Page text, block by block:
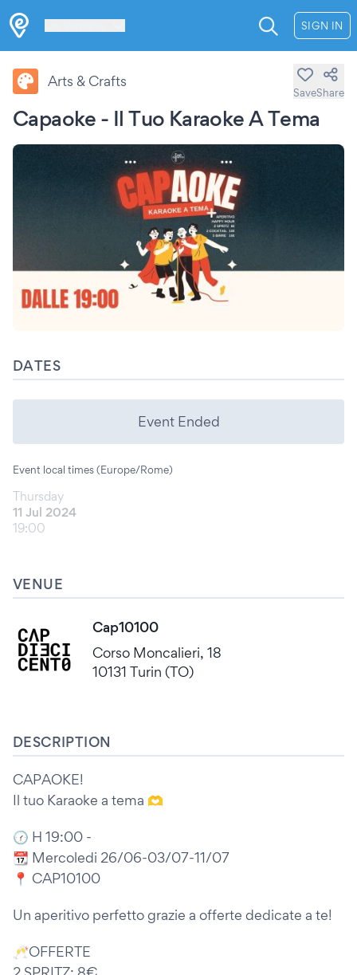
SIGN IN
Capaoke - Il Tuo Karaoke A Tema
Arts & Crafts
SaveShare
DATES
Event Ended
Event local times (Europe/Rome)
Thursday
11 Jul 2024
19:00
VENUE
Cap10100
Corso Moncalieri, 18
10131 Turin (TO)
DESCRIPTION
CAPAOKE!
Il tuo Karaoke a tema 🫶
🕜 H 19:00 -
📆 Mercoledi 26/06-03/07-11/07
📍 CAP10100
Un aperitivo perfetto grazie a offerte dedicate a te!
🥂OFFERTE